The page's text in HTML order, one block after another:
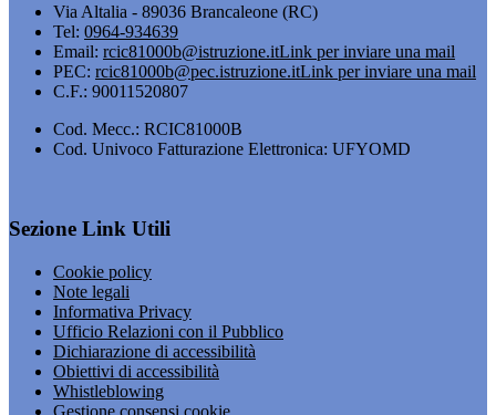
Via Altalia - 89036 Brancaleone (RC)
Tel: 0964-934639
Email: rcic81000b@istruzione.itLink per inviare una mail
PEC: rcic81000b@pec.istruzione.itLink per inviare una mail
C.F.: 90011520807
Cod. Mecc.: RCIC81000B
Cod. Univoco Fatturazione Elettronica: UFYOMD
Sezione Link Utili
Cookie policy
Note legali
Informativa Privacy
Ufficio Relazioni con il Pubblico
Dichiarazione di accessibilità
Obiettivi di accessibilità
Whistleblowing
Gestione consensi cookie